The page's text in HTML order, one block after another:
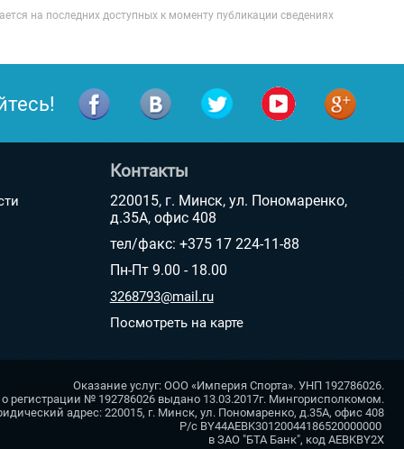
на последних доступных к моменту публикации сведениях
Контакты
220015, г. Минск, ул. Пономаренко,
д.35А, офис 408
тел/факс: +375 17 224-11-88
Пн-Пт 9.00 - 18.00
3268793@mail.ru
Посмотреть на карте
Оказание услуг: ООО «Империя Спорта». УНП 192786026.
о регистрации № 192786026 выдано 13.03.2017г. Мингорисполкомом.
адрес: 220015, г. Минск, ул. Пономаренко, д.35А, офис 408
Р/с BY44AEBK30120044186520000000
в ЗАО "БТА Банк", код AEBKBY2X